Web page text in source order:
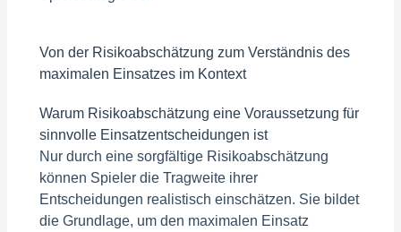
Von der Risikoabschätzung zum Verständnis des
maximalen Einsatzes im Kontext
Warum Risikoabschätzung eine Voraussetzung für
sinnvolle Einsatzentscheidungen ist
Nur durch eine sorgfältige Risikoabschätzung
können Spieler die Tragweite ihrer
Entscheidungen realistisch einschätzen. Sie bildet
die Grundlage, um den maximalen Einsatz